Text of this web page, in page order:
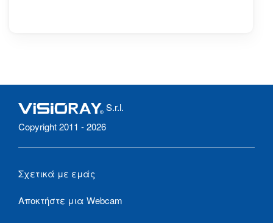
S.r.l.
Copyright 2011 - 2026
Σχετικά με εμάς
Αποκτήστε μια Webcam